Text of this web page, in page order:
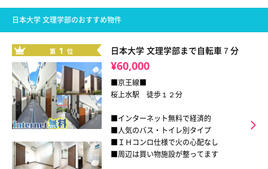
日本大学 文理学部のおすすめ物件
第 1 位 日本大学 文理学部まで自転車７分
¥60,000
■京王線■
桜上水駅 徒歩１２分
■インターネット無料で経済的
■人気のバス・トイレ別タイプ
■ＩＨコンロ仕様で火の心配なし
■周辺は買い物施設が整ってます